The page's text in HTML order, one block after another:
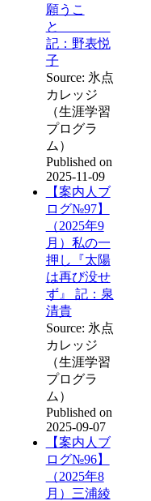
願うこ
と
記：野表悦
子
Source: 氷点
カレッジ
（生涯学習
プログラ
ム）
Published on
2025-11-09
【案内人ブ
ログ№97】
（2025年9
月）私の一
押し『太陽
は再び没せ
ず』 記：泉
清貴
Source: 氷点
カレッジ
（生涯学習
プログラ
ム）
Published on
2025-09-07
【案内人ブ
ログ№96】
（2025年8
月）三浦綾